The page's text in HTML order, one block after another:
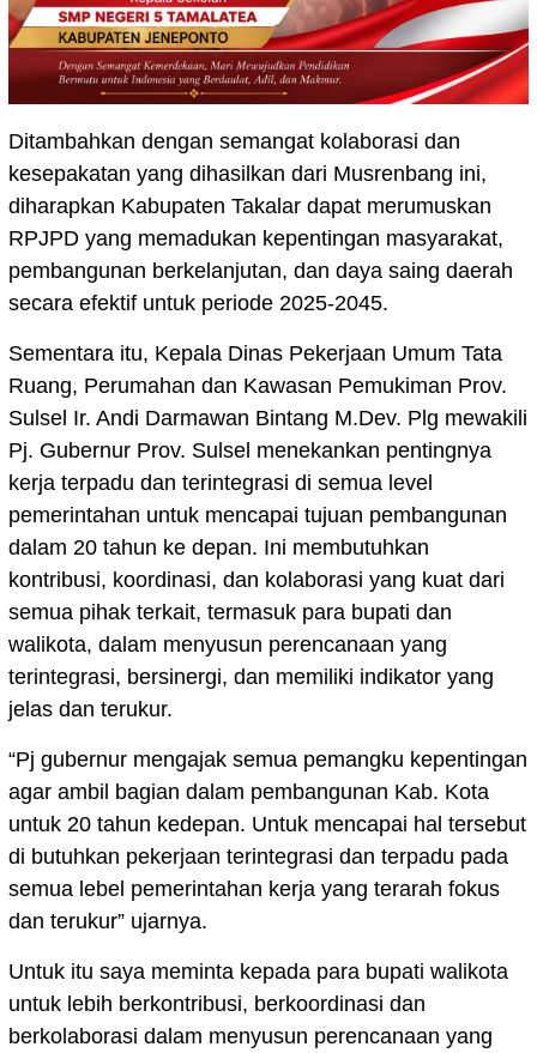
Ditambahkan dengan semangat kolaborasi dan
kesepakatan yang dihasilkan dari Musrenbang ini,
diharapkan Kabupaten Takalar dapat merumuskan
RPJPD yang memadukan kepentingan masyarakat,
pembangunan berkelanjutan, dan daya saing daerah
secara efektif untuk periode 2025-2045.
Sementara itu, Kepala Dinas Pekerjaan Umum Tata
Ruang, Perumahan dan Kawasan Pemukiman Prov.
Sulsel Ir. Andi Darmawan Bintang M.Dev. Plg mewakili
Pj. Gubernur Prov. Sulsel menekankan pentingnya
kerja terpadu dan terintegrasi di semua level
pemerintahan untuk mencapai tujuan pembangunan
dalam 20 tahun ke depan. Ini membutuhkan
kontribusi, koordinasi, dan kolaborasi yang kuat dari
semua pihak terkait, termasuk para bupati dan
walikota, dalam menyusun perencanaan yang
terintegrasi, bersinergi, dan memiliki indikator yang
jelas dan terukur.
“Pj gubernur mengajak semua pemangku kepentingan
agar ambil bagian dalam pembangunan Kab. Kota
untuk 20 tahun kedepan. Untuk mencapai hal tersebut
di butuhkan pekerjaan terintegrasi dan terpadu pada
semua lebel pemerintahan kerja yang terarah fokus
dan terukur” ujarnya.
Untuk itu saya meminta kepada para bupati walikota
untuk lebih berkontribusi, berkoordinasi dan
berkolaborasi dalam menyusun perencanaan yang